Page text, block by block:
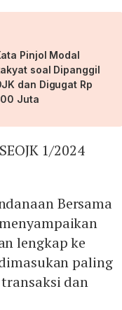
Pinjol Modal
soal Dipanggil
dan Digugat Rp
Juta
1/2024
Bersama
lengkap ke
paling
dan